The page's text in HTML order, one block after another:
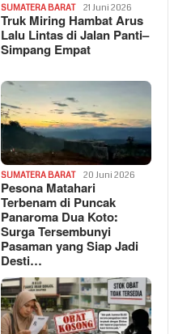
SUMATERA BARAT 21 Juni 2026
Truk Miring Hambat Arus
Lalu Lintas di Jalan Panti–
Simpang Empat
SUMATERA BARAT 20 Juni 2026
Pesona Matahari
Terbenam di Puncak
Panaroma Dua Koto:
Surga Tersembunyi
Pasaman yang Siap Jadi
Desti…